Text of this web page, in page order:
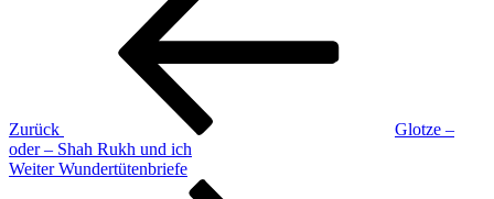
Zurück
Glotze –
oder – Shah Rukh und ich
Nächster
Weiter Wundertütenbriefe